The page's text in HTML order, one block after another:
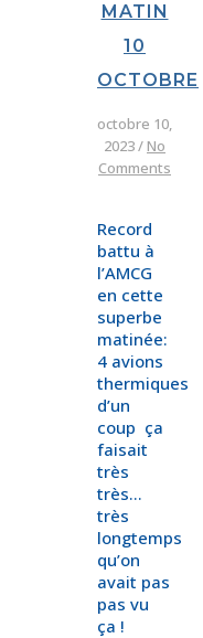
MATIN
10
OCTOBRE
octobre 10,
2023/No
Comments
Record
battu à
l’AMCG
en cette
superbe
matinée:
4 avions
thermiques
d’un
coup ça
faisait
très
très…
très
longtemps
qu’on
avait pas
pas vu
ça !